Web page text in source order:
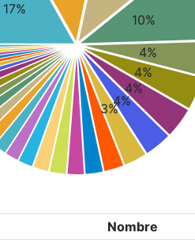
17%
10%
4%
4%
4%
4%
3%
Nombre